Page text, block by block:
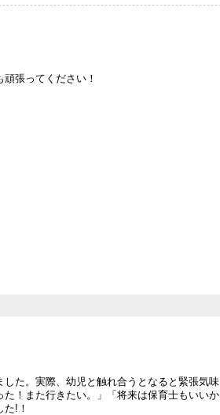
張ってください！
た。実際、幼児と触れ合うとなると緊張気味
！また行きたい。」「将来は保育士もいいか
!！